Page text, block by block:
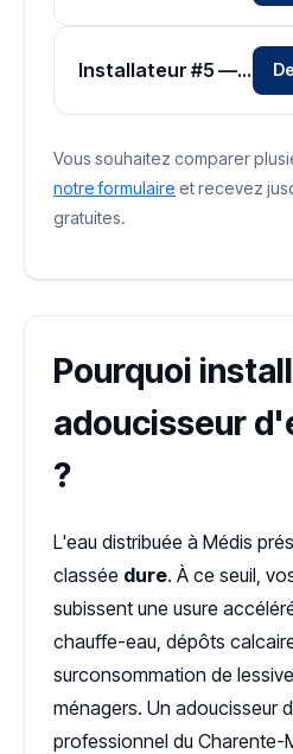
Installateur #5 — Zone Charente-Maritime
Vous souhaitez comparer
notre formulaire et recevez
gratuites.
Pourquoi
adoucisseur
?
L'eau distribuée à Médis
classée dure. À ce seuil,
subissent une usure
chauffe-eau, dépôts
surconsommation de
ménagers. Un adoucisseur
professionnel du Charente-